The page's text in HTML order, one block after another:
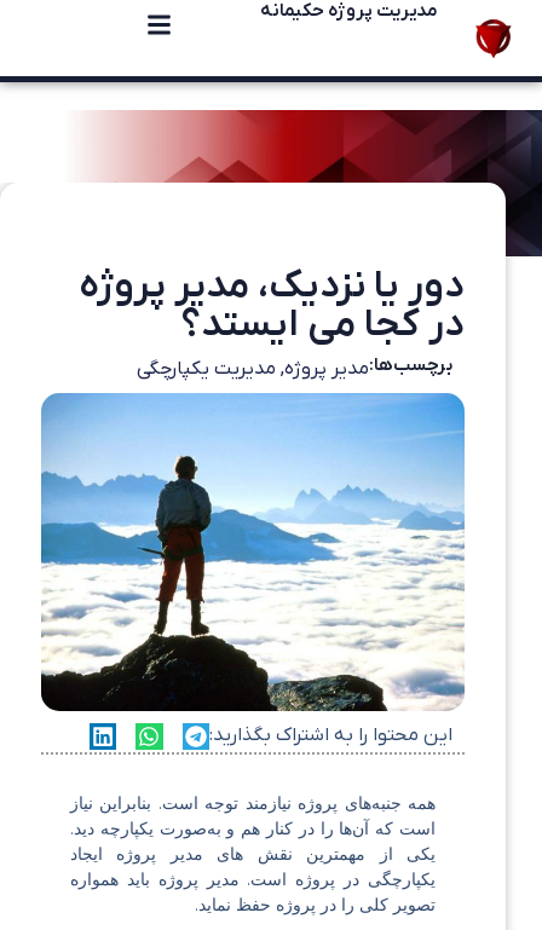
مدیریت پروژه حکیمانه
دور یا نزدیک، مدیر پروژه
در کجا می ایستد؟
برچسب‌ها:مدیر پروژه, مدیریت یکپارچگی
این محتوا را به اشتراک بگذارید:
همه جنبه‌های پروژه نیازمند توجه است. بنابراین نیاز
است که آن‌ها را در کنار هم و به‌صورت یکپارچه دید.
یکی از مهمترین نقش های مدیر پروژه ایجاد
یکپارچگی در پروژه است. مدیر پروژه باید همواره
تصویر کلی را در پروژه حفظ نماید.